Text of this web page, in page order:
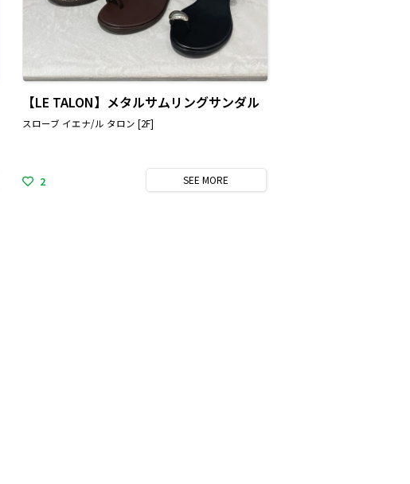
【LE TALON】メタルサムリングサンダル
スローブ イエナ/ル タロン [2F]
2 SEEMORE